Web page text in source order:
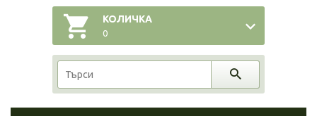
КОЛИЧКА
0